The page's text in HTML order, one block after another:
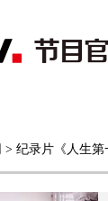
财经 综艺 中
> 纪录片《人生第